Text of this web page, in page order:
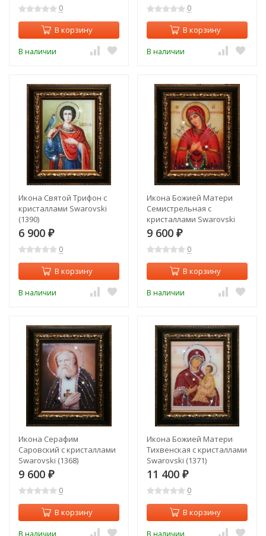
0
В корзину
В наличии
0
В корзину
В наличии
Икона Святой Трифон с
кристаллами Swarovski
(1390)
6 900 ₽
0
В корзину
В наличии
Икона Божией Матери
Семистрельная с
кристаллами Swarovski
(1370)
9 600 ₽
0
В корзину
В наличии
Икона Серафим
Саровский с кристаллами
Swarovski (1368)
9 600 ₽
0
В корзину
В наличии
Икона Божией Матери
Тихвенская с кристаллами
Swarovski (1371)
11 400 ₽
0
В корзину
В наличии